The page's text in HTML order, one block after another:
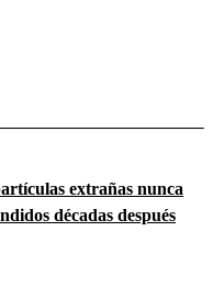
extrañas nunca
décadas después